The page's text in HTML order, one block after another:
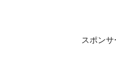
スポンサ